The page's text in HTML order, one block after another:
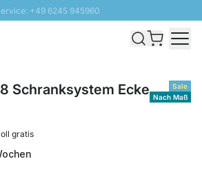
+49 6245 945960
& Zoll gratis ab 300 CHF
Sale
Nach Maß
Schranksystem Ecke
gratis